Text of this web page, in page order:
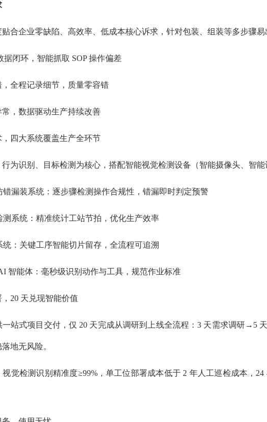
合企业零缺陷、高效率、低成本核心诉求，针对包装、组装等多步骤
据闭环，智能抓取 SOP 操作偏差
全程记录细节，质量零容错
，数据驱动生产持续改善
四大系统覆盖生产全环节
行为识别、目标检测为核心，搭配智能视觉检测设备（智能摄像头、智
错漏装系统：逐步骤检测操作合规性，错漏即时判定预警
测系统：精准统计工站节拍，优化生产效率
统：关键工序智能切片留存，全流程可追溯
智能体：毫秒级识别动作与工具，规范作业标准
20 天兑现智能价值
一站式项目交付，仅 20 天完成从调研到上线全流程：3 天需求调研
地无风险。
视觉检测识别精准度≥99%，单工位部署成本低于 2 年人工巡检成本，